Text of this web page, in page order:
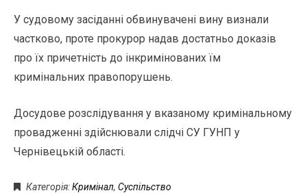
У судовому засіданні обвинувачені вину визнали
частково, проте прокурор надав достатньо доказів
про їх причетність до інкримінованих їм
кримінальних правопорушень.
Досудове розслідування у вказаному кримінальному
провадженні здійснювали слідчі СУ ГУНП у
Чернівецькій області.
Категорія:Кримінал, Суспільство